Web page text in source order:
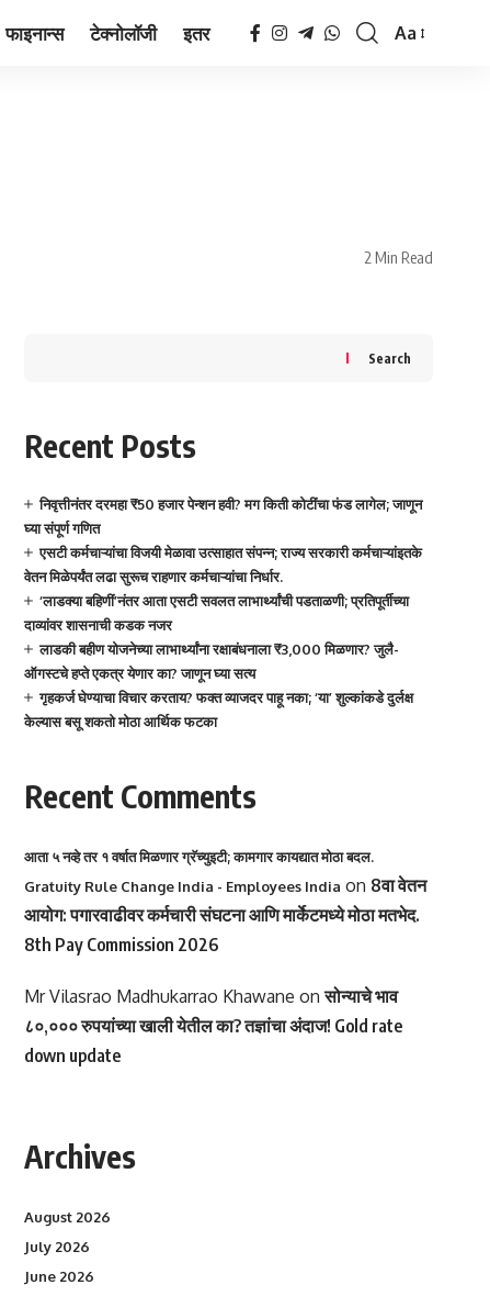
फाइनान्स टेक्नोलॉजी इतर
Font
Aa
2 Min Read
Search
Recent Posts
निवृत्तीनंतर दरमहा ₹50 हजार पेन्शन हवी? मग किती कोटींचा फंड लागेल; जाणून
घ्या संपूर्ण गणित
एसटी कर्मचाऱ्यांचा विजयी मेळावा उत्साहात संपन्न; राज्य सरकारी कर्मचाऱ्यांइतके
वेतन मिळेपर्यंत लढा सुरूच राहणार कर्मचाऱ्यांचा निर्धार.
‘लाडक्या बहिणीं’नंतर आता एसटी सवलत लाभार्थ्यांची पडताळणी; प्रतिपूर्तीच्या
दाव्यांवर शासनाची कडक नजर
लाडकी बहीण योजनेच्या लाभार्थ्यांना रक्षाबंधनाला ₹3,000 मिळणार? जुलै-
ऑगस्टचे हप्ते एकत्र येणार का? जाणून घ्या सत्य
गृहकर्ज घेण्याचा विचार करताय? फक्त व्याजदर पाहू नका; ‘या’ शुल्कांकडे दुर्लक्ष
केल्यास बसू शकतो मोठा आर्थिक फटका
Recent Comments
आता ५ नव्हे तर १ वर्षात मिळणार ग्रॅच्युइटी; कामगार कायद्यात मोठा बदल.
Gratuity Rule Change India - Employees India on 8वा वेतन
आयोग: पगारवाढीवर कर्मचारी संघटना आणि मार्केटमध्ये मोठा मतभेद.
8th Pay Commission 2026
Mr Vilasrao Madhukarrao Khawane onसोन्याचे भाव
८०,००० रुपयांच्या खाली येतील का? तज्ञांचा अंदाज! Gold rate
down update
Archives
August 2026
July 2026
June 2026